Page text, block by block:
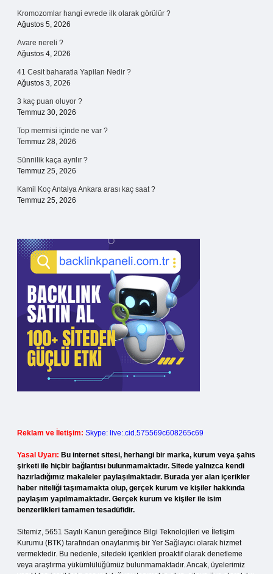
Kromozomlar hangi evrede ilk olarak görülür ?
Ağustos 5, 2026
Avare nereli ?
Ağustos 4, 2026
41 Cesit baharatla Yapilan Nedir ?
Ağustos 3, 2026
3 kaç puan oluyor ?
Temmuz 30, 2026
Top mermisi içinde ne var ?
Temmuz 28, 2026
Sünnilik kaça ayrılır ?
Temmuz 25, 2026
Kamil Koç Antalya Ankara arası kaç saat ?
Temmuz 25, 2026
Reklam ve İletişim: Skype: live:.cid.575569c608265c69
Yasal Uyarı: Bu internet sitesi, herhangi bir marka, kurum veya şahıs
şirketi ile hiçbir bağlantısı bulunmamaktadır. Sitede yalnızca kendi
hazırladığımız makaleler paylaşılmaktadır. Burada yer alan içerikler
haber niteliği taşımamakta olup, gerçek kurum ve kişiler hakkında
paylaşım yapılmamaktadır. Gerçek kurum ve kişiler ile isim
benzerlikleri tamamen tesadüfidir.
Sitemiz, 5651 Sayılı Kanun gereğince Bilgi Teknolojileri ve İletişim
Kurumu (BTK) tarafından onaylanmış bir Yer Sağlayıcı olarak hizmet
vermektedir. Bu nedenle, sitedeki içerikleri proaktif olarak denetleme
veya araştırma yükümlülüğümüz bulunmamaktadır. Ancak, üyelerimiz